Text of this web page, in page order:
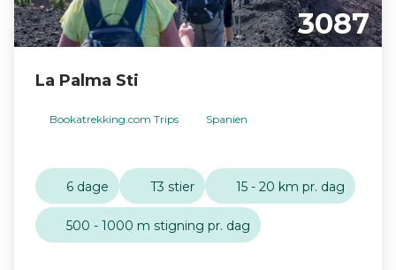
3087
La Palma Sti
Bookatrekking.com Trips Spanien
6 dage T3 stier 15 - 20 km pr. dag
500 - 1000 m stigning pr. dag